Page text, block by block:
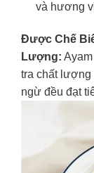
và hương
Được Chế
Lượng:
tra chất lượng
ngừ đều đạt